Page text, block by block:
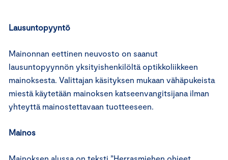
Lausuntopyyntö
Mainonnan eettinen neuvosto on saanut
lausuntopyynnön yksityishenkilöltä optikkoliikkeen
mainoksesta. Valittajan käsityksen mukaan vähäpukeista
miestä käytetään mainoksen katseenvangitsijana ilman
yhteyttä mainostettavaan tuotteeseen.
Mainos